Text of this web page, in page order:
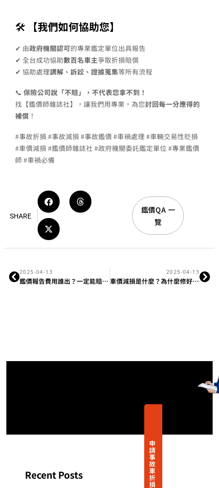
申
請
事
故
車
折
損
🛠 【我們如何協助您】
✔ 由政府機關認可的專業鑑定單位出具報告
✔ 全台成功協助數百名車主爭取折損賠償
✔ 協助處理調解、訴訟、證據蒐集等所有流程
📞 保險公司說「不賠」，不代表您拿不到！
找【鑑價師雜誌社】，讓我們用專業，為您討回每一分應得的
補償 ！
#事故折損 #事故減損 #事故鑑價 #車禍處理 #車輛交易性貶損
#車價減損 #鑑價師雜誌社 #政府機關委託鑑定單位 #專業鑑價
師 #車禍必備
SHARE
鑑價QA 一
覽
2025-04-13
鑑價報告費用誰出？一定能賠回來嗎？
2025-04-13
車價減損是什麼？為什麼修好了還能求償？
Recent Posts